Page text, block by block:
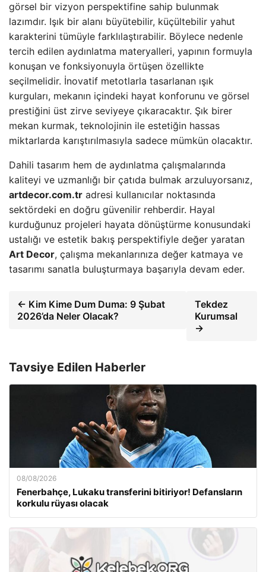
görsel bir vizyon perspektifine sahip bulunmak
lazımdır. Işık bir alanı büyütebilir, küçültebilir yahut
karakterini tümüyle farklılaştırabilir. Böylece nedenle
tercih edilen aydınlatma materyalleri, yapının formuyla
konuşan ve fonksiyonuyla örtüşen özellikte
seçilmelidir. İnovatif metotlarla tasarlanan ışık
kurguları, mekanın içindeki hayat konforunu ve görsel
prestiğini üst zirve seviyeye çıkaracaktır. Şık birer
mekan kurmak, teknolojinin ile estetiğin hassas
miktarlarda karıştırılmasıyla sadece mümkün olacaktır.
Dahili tasarım hem de aydınlatma çalışmalarında
kaliteyi ve uzmanlığı bir çatıda bulmak arzuluyorsanız,
artdecor.com.tr adresi kullanıcılar noktasında
sektördeki en doğru güvenilir rehberdir. Hayal
kurduğunuz projeleri hayata dönüştürme konusundaki
ustalığı ve estetik bakış perspektifiyle değer yaratan
Art Decor, çalışma mekanlarınıza değer katmaya ve
tasarımı sanatla buluşturmaya başarıyla devam eder.
← Kim Kime Dum Duma: 9 Şubat
2026’da Neler Olacak?
Tekdez
Kurumsal
→
Tavsiye Edilen Haberler
08/08/2026
Fenerbahçe, Lukaku transferini bitiriyor! Defansların
korkulu rüyası olacak